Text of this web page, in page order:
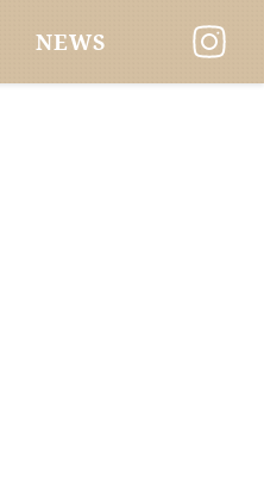
NEWS